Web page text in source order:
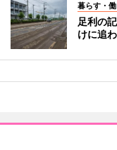
暮らす・働
足利の
けに追